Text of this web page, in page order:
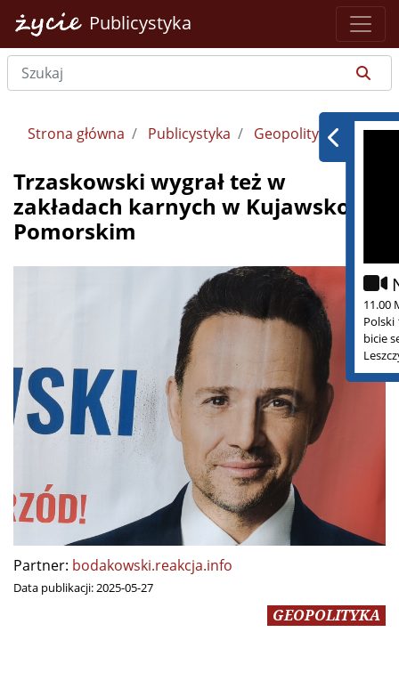
Publicystyka
11.00
Polski
bicie
Strona główna Publicystyka Geopolityka
Trzaskowski wygrał też w
zakładach karnych w Kujawsko
Pomorskim
Partner: bodakowski.reakcja.info
Data publikacji:2025-05-27
GEOPOLITYKA